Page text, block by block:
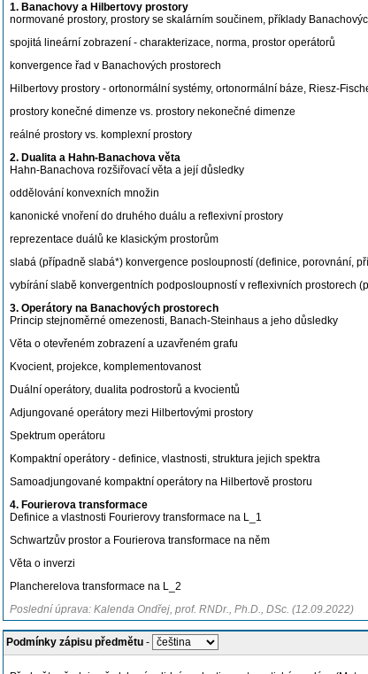
1. Banachovy a Hilbertovy prostory
normované prostory, prostory se skalárním součinem, příklady
spojitá lineární zobrazení - charakterizace, norma, prostor operátorů
konvergence řad v Banachových prostorech
Hilbertovy prostory - ortonormální systémy, ortonormální báze, Riesz-
prostory konečné dimenze vs. prostory nekonečné dimenze
reálné prostory vs. komplexní prostory
2. Dualita a Hahn-Banachova věta
Hahn-Banachova rozšiřovací věta a její důsledky
oddělování konvexních množin
kanonické vnoření do druhého duálu a reflexivní prostory
reprezentace duálů ke klasickým prostorům
slabá (případně slabá*) konvergence posloupností (definice, porovnání,
vybírání slabě konvergentních podposloupností v reflexivních prostorech
3. Operátory na Banachových prostorech
Princip stejnoměrné omezenosti, Banach-Steinhaus a jeho důsledky
Věta o otevřeném zobrazení a uzavřeném grafu
Kvocient, projekce, komplementovanost
Duální operátory, dualita podrostorů a kvocientů
Adjungované operátory mezi Hilbertovými prostory
Spektrum operátoru
Kompaktní operátory - definice, vlastnosti, struktura jejich spektra
Samoadjungované kompaktní operátory na Hilbertově prostoru
4. Fourierova transformace
Definice a vlastnosti Fourierovy transformace na L_1
Schwartzův prostor a Fourierova transformace na něm
Věta o inverzi
Plancherelova transformace na L_2
Poslední úprava: Kalenda Ondřej, prof. RNDr., Ph.D., DSc. (12.09.2022)
Podmínky zápisu předmětu -